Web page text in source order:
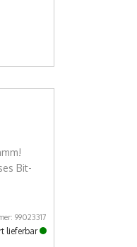
Bit-
99023317
lieferbar